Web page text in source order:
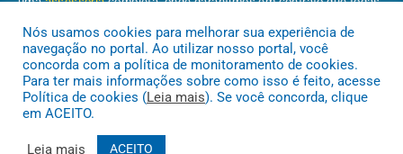
Conheça oPNTP e oRadar da Transparência Pública
Nós usamos cookies para melhorar sua experiência de
navegação no portal. Ao utilizar nosso portal, você
concorda com a política de monitoramento de cookies.
Para ter mais informações sobre como isso é feito, acesse
Política de cookies (Leia mais). Se você concorda, clique
em ACEITO.
Leia mais ACEITO